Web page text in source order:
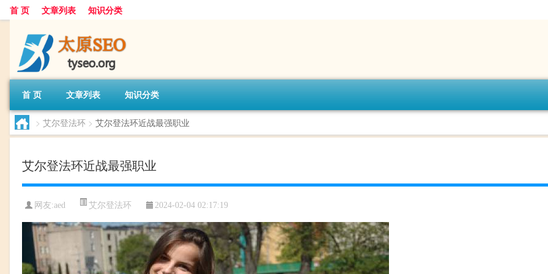
首 页 文章列表 知识分类
首 页 文章列表 知识分类
> 艾尔登法环 > 艾尔登法环近战最强职业
艾尔登法环近战最强职业
网友:aed 艾尔登法环 2024-02-04 02:17:19